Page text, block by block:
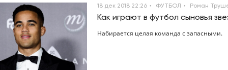
18 дек 2018 22:26 ФУТБОЛ Роман
Как играют в футбол сыновья
Набирается целая команда с запасными.